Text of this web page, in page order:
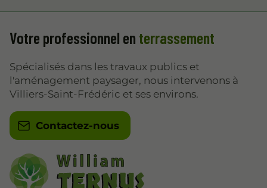
Votre professionnel en terrassement
Spécialisés dans les travaux publics et
l'aménagement paysager, nous intervenons à
Villiers-Saint-Frédéric et ses environs.
Contactez-nous